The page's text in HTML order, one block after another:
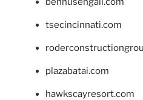
tsecincinnati.com
plazabatai.com
hawkscayresort.com